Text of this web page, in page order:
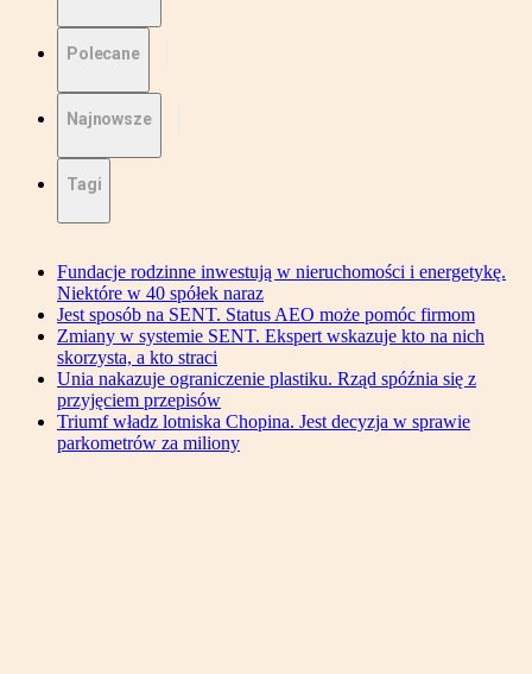
Polecane
Najnowsze
Tagi
Fundacje rodzinne inwestują w nieruchomości i energetykę.
Niektóre w 40 spółek naraz
Jest sposób na SENT. Status AEO może pomóc firmom
Zmiany w systemie SENT. Ekspert wskazuje kto na nich
skorzysta, a kto straci
Unia nakazuje ograniczenie plastiku. Rząd spóźnia się z
przyjęciem przepisów
Triumf władz lotniska Chopina. Jest decyzja w sprawie
parkometrów za miliony